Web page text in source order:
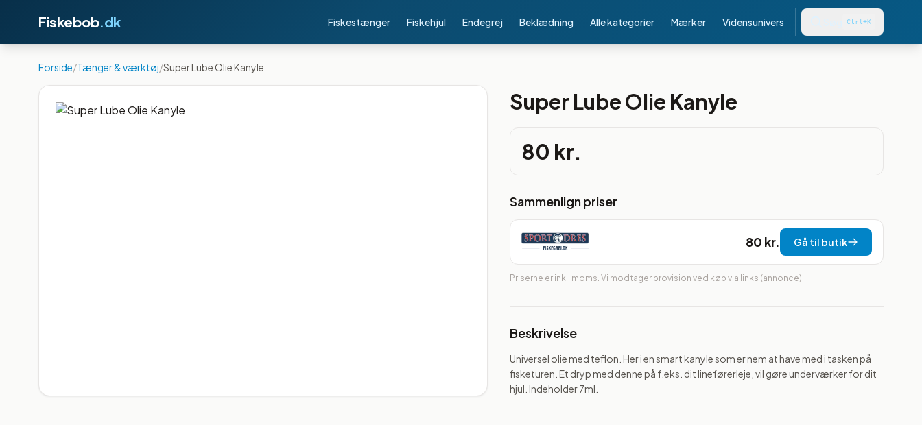
Fiskebob.dk Fiskestænger Fiskehjul Endegrej Beklædning Alle kategorier Mærker Vidensunivers Ctrl+K
Forside/Tænger & værktøj/Super Lube Olie Kanyle
Super Lube Olie Kanyle
80 kr.
Sammenlign priser
80 kr. Gå til butik
Priserne er inkl. moms. Vi modtager provision ved køb via links (annonce).
Beskrivelse
Universel olie med teflon. Her i en smart kanyle som er nem at have med i tasken på
fisketuren. Et dryp med denne på f.eks. dit lineførerleje, vil gøre underværker for dit
hjul. Indeholder 7ml.